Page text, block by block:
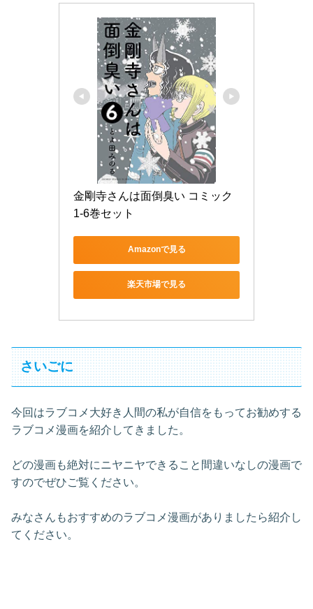
金剛寺さんは面倒臭い コミック
1-6巻セット
Amazonで見る
楽天市場で見る
さいごに
今回はラブコメ大好き人間の私が自信をもってお勧めする
ラブコメ漫画を紹介してきました。
どの漫画も絶対にニヤニヤできること間違いなしの漫画で
すのでぜひご覧ください。
みなさんもおすすめのラブコメ漫画がありましたら紹介し
てください。